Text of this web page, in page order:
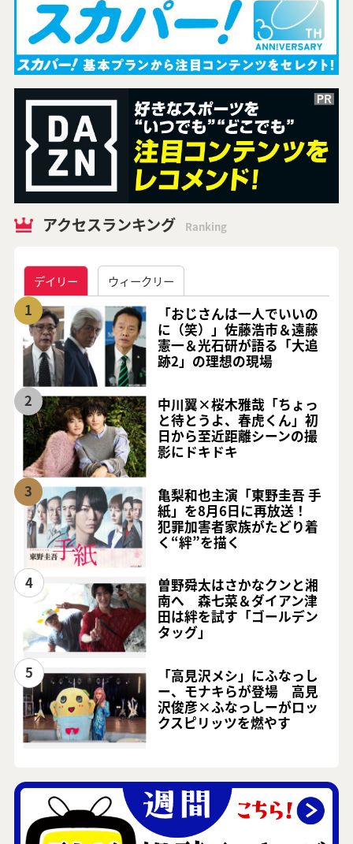
アクセスランキング Ranking
デイリー ウィークリー
1
「おじさんは一人でいいの
に（笑）」佐藤浩市＆遠藤
憲一＆光石研が語る「大追
跡2」の理想の現場
2
中川翼×桜木雅哉「ちょっ
と待とうよ、春虎くん」初
日から至近距離シーンの撮
影にドキドキ
3
亀梨和也主演「東野圭吾 手
紙」を8月6日に再放送！
犯罪加害者家族がたどり着
く“絆”を描く
4
曽野舜太はさかなクンと湘
南へ 森七菜＆ダイアン津
田は絆を試す「ゴールデン
タッグ」
5
「高見沢メシ」にふなっし
ー、モナキらが登場 高見
沢俊彦×ふなっしーがロッ
クスピリッツを燃やす